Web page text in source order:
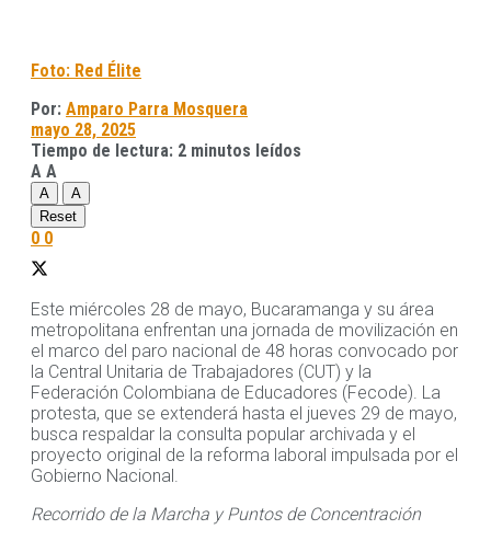
Foto: Red Élite
Por: Amparo Parra Mosquera
mayo 28, 2025
Tiempo de lectura: 2 minutos leídos
A A
A
A
Reset
0 0
Este miércoles 28 de mayo, Bucaramanga y su área
metropolitana enfrentan una jornada de movilización en
el marco del paro nacional de 48 horas convocado por
la Central Unitaria de Trabajadores (CUT) y la
Federación Colombiana de Educadores (Fecode). La
protesta, que se extenderá hasta el jueves 29 de mayo,
busca respaldar la consulta popular archivada y el
proyecto original de la reforma laboral impulsada por el
Gobierno Nacional.
Recorrido de la Marcha y Puntos de Concentración